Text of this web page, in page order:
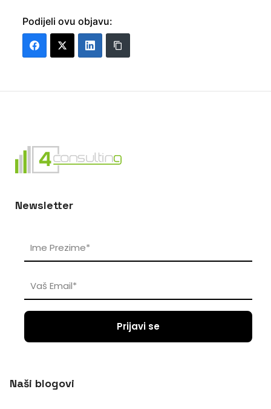
Podijeli ovu objavu:
Newsletter
Naši blogovi